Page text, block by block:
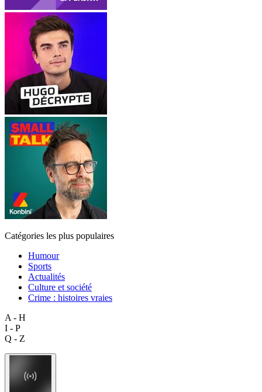
Catégories les plus populaires
Humour
Sports
Actualités
Culture et société
Crime : histoires vraies
A - H
I - P
Q - Z